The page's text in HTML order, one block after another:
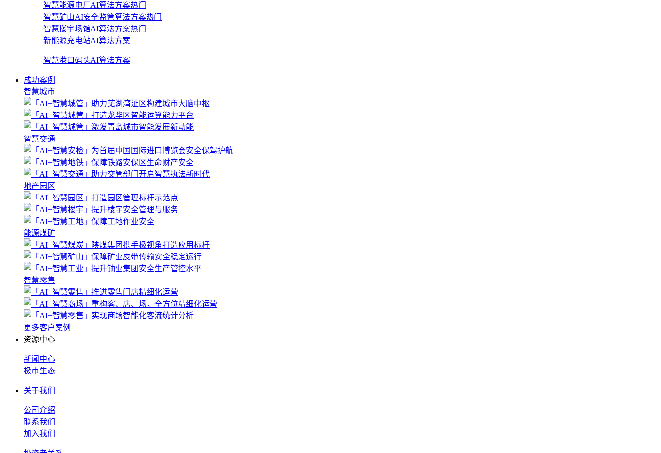
智慧能源电厂AI算法方案热门
智慧矿山AI安全监管算法方案热门
智慧楼宇场馆AI算法方案热门
新能源充电站AI算法方案
智慧港口码头AI算法方案
成功案例
智慧城市
智慧交通
地产园区
能源煤矿
智慧零售
更多客户案例
资源中心
新闻中心
极市生态
关于我们
公司介绍
联系我们
加入我们